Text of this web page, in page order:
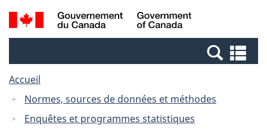
Passer
au
Passer
à
Canada
Recherche
et
et
Accueil
Normes, sources de données et méthodes
Enquêtes et programmes statistiques